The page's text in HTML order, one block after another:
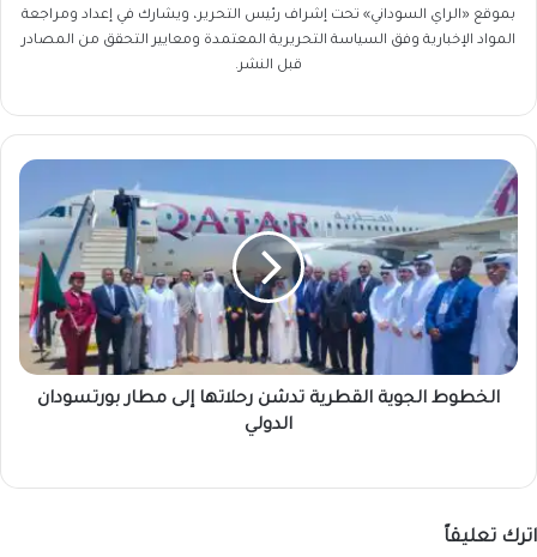
بموقع «الراي السوداني» تحت إشراف رئيس التحرير، ويشارك في إعداد ومراجعة
المواد الإخبارية وفق السياسة التحريرية المعتمدة ومعايير التحقق من المصادر
قبل النشر.
الخطوط
الجوية
القطرية
تدشن
رحلاتها
إلى
مطار
بورتسودان
الدولي
الخطوط الجوية القطرية تدشن رحلاتها إلى مطار بورتسودان
الدولي
اترك تعليقاً